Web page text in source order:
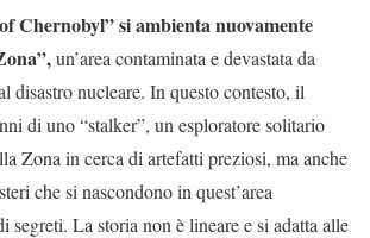
Chernobyl” si ambienta nuovamente
un’area contaminata e devastata da
disastro nucleare. In questo contesto, il
di uno “stalker”, un esploratore solitario
Zona in cerca di artefatti preziosi, ma anche
che si nascondono in quest’area
segreti. La storia non è lineare e si adatta alle